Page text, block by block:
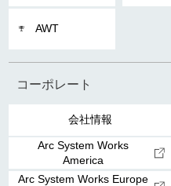
AWT
コーポレート
会社情報
Arc System Works
America
Arc System Works Europe